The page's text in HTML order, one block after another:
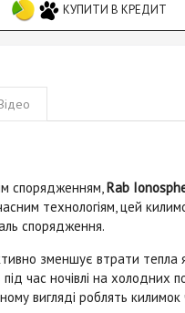
КУПИТИ В КРЕДИТ
спорядженням, Rab
технологіям, цей
спорядження.
зменшує втрати тепла
час ночівлі на холодних
вигляді роблять